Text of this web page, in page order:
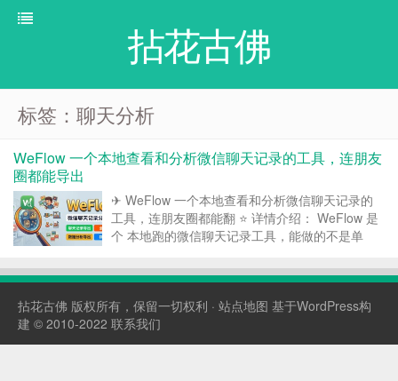
拈花古佛
标签：聊天分析
WeFlow 一个本地查看和分析微信聊天记录的工具，连朋友
圈都能导出
✈ WeFlow 一个本地查看和分析微信聊天记录的
工具，连朋友圈都能翻 ⭐ 详情介绍： WeFlow 是
个 本地跑的微信聊天记录工具，能做的不是单
告生成 。新消息能直接刷出来，朋友圈里的图
拈花古佛 版权所有，保留一切权利 · 站点地图 基于WordPress构
建 © 2010-2022 联系我们